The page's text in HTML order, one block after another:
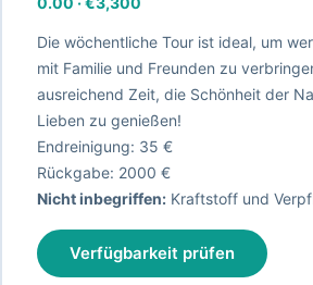
Die wöchentliche Tour ist ideal, um
mit Familie und Freunden zu
ausreichend Zeit, die Schönheit der
Lieben zu genießen!
Endreinigung: 35 €
Rückgabe: 2000 €
Nicht inbegriffen:Kraftstoff und
Verfügbarkeit prüfen